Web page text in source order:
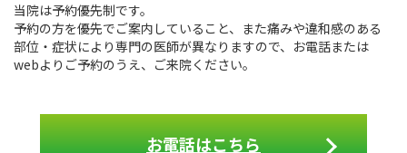
当院は予約優先制です。
予約の方を優先でご案内していること、また痛みや違和感のある
部位・症状により専門の医師が異なりますので、お電話または
webよりご予約のうえ、ご来院ください。
お電話はこちら